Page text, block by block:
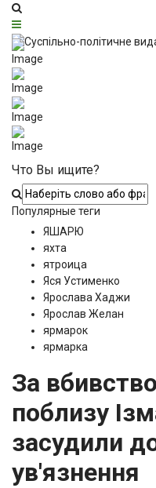
Что Вы ищите?
Популярные теги
ЯШАРЮ
яхта
ятроица
Яся Устименко
Ярослава Хаджи
Ярослав Желан
ярмарок
ярмарка
За
поблизу
засудили
ув'язнення